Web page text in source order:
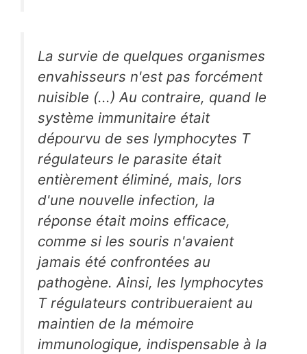
La survie de quelques organismes
envahisseurs n'est pas forcément
nuisible (...) Au contraire, quand le
système immunitaire était
dépourvu de ses lymphocytes T
régulateurs le parasite était
entièrement éliminé, mais, lors
d'une nouvelle infection, la
réponse était moins efficace,
comme si les souris n'avaient
jamais été confrontées au
pathogène. Ainsi, les lymphocytes
T régulateurs contribueraient au
maintien de la mémoire
immunologique, indispensable à la